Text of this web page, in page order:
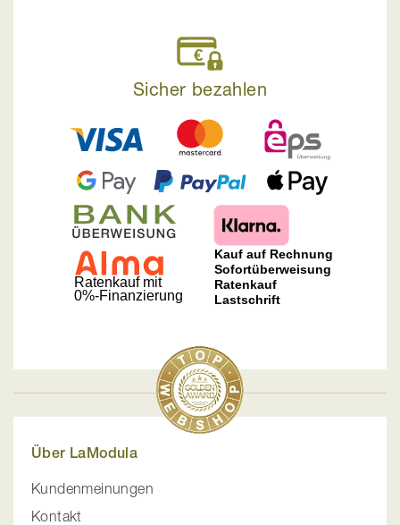
Sicher bezahlen
Über LaModula
Kundenmeinungen
Kontakt